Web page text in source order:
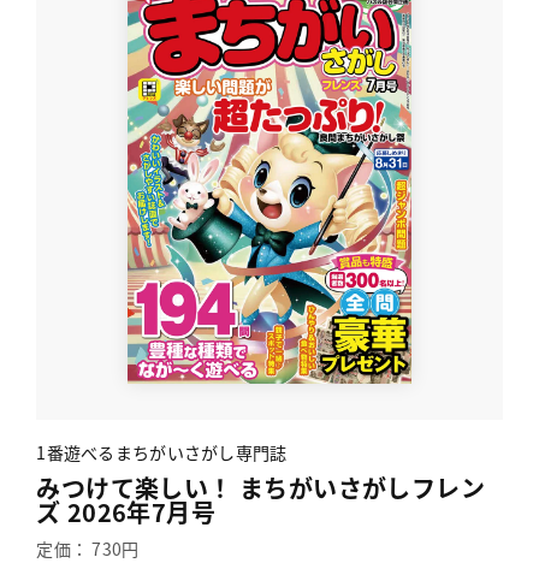
1番遊べるまちがいさがし専門誌
みつけて楽しい！ まちがいさがしフレン
ズ 2026年7月号
定価： 730円